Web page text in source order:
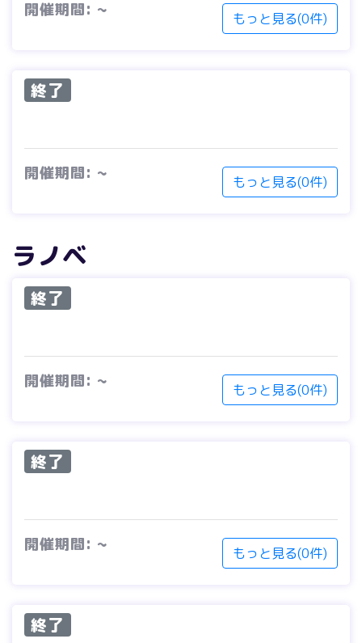
開催期間: ~ もっと見る(0件)
終了
開催期間: ~ もっと見る(0件)
ラノベ
終了
開催期間: ~ もっと見る(0件)
終了
開催期間: ~ もっと見る(0件)
終了